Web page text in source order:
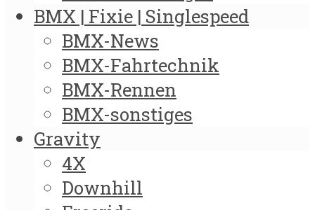
BMX | Fixie | Singlespeed
BMX-News
BMX-Fahrtechnik
BMX-Rennen
BMX-sonstiges
Gravity
4X
Downhill